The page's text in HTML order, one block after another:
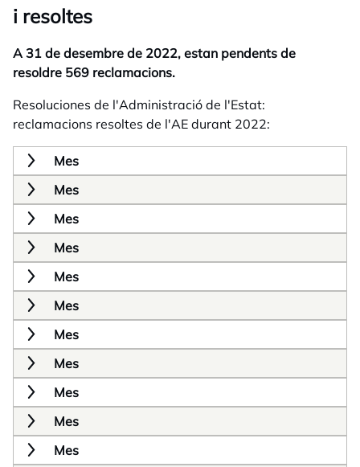
i resoltes
A 31 de desembre de 2022, estan pendents de
resoldre 569 reclamacions.
Resoluciones de l'Administració de l'Estat:
reclamacions resoltes de l'AE durant 2022:
Mes
Mes
Mes
Mes
Mes
Mes
Mes
Mes
Mes
Mes
Mes